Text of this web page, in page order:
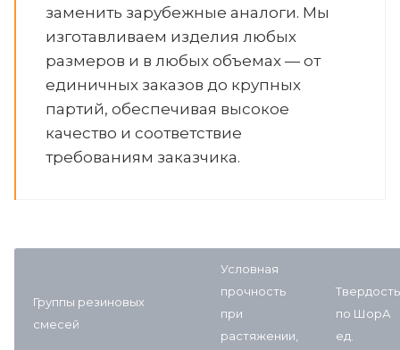
заменить зарубежные аналоги. Мы
изготавливаем изделия любых
размеров и в любых объемах — от
единичных заказов до крупных
партий, обеспечивая высокое
качество и соответствие
требованиям заказчика.
Группы резиновых
смесей
Условная
прочность
при
растяжении,
Твердость
по ШорА
ед.